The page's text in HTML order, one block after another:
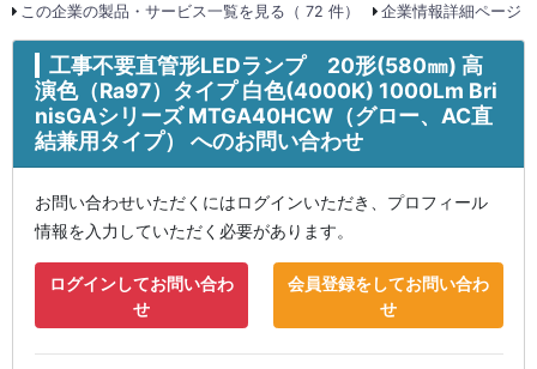
この企業の製品・サービス一覧を見る（ 72 件） 企業情報詳細ページ
工事不要直管形LEDランプ 20形(580㎜) 高
演色（Ra97）タイプ 白色(4000K) 1000Lm Bri
nisGAシリーズ MTGA40HCW（グロー、AC直
結兼用タイプ） へのお問い合わせ
お問い合わせいただくにはログインいただき、プロフィール
情報を入力していただく必要があります。
ログインしてお問い合わ
せ
会員登録をしてお問い合わ
せ